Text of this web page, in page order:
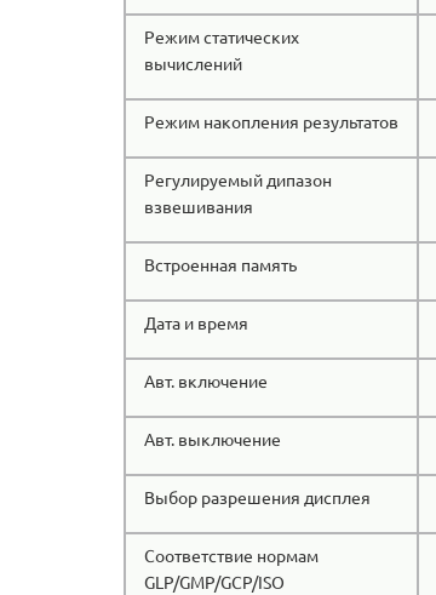
Режим статических
вычислений
Режим накопления результатов
Регулируемый дипазон
взвешивания
Встроенная память
Дата и время
Авт. включение
Авт. выключение
Выбор разрешения дисплея
Соответствие нормам
GLP/GMP/GCP/ISO